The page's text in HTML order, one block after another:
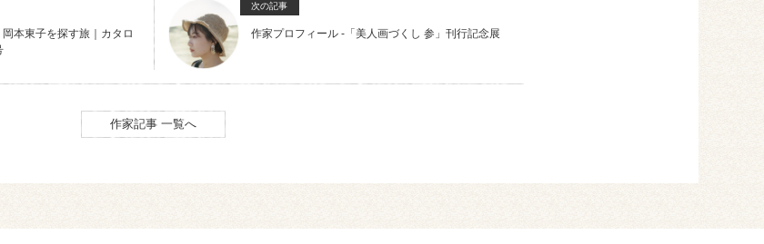
本東子を探す旅｜カタロ
次の記事
作家プロフィール -「美人画づくし 参」刊行記念展
作家記事 一覧へ